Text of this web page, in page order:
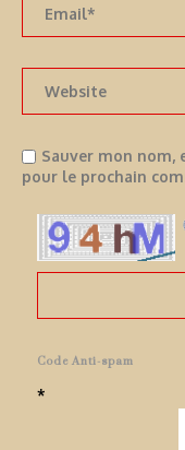
Sauver mon nom,
pour le prochain
Code Anti-spam
*